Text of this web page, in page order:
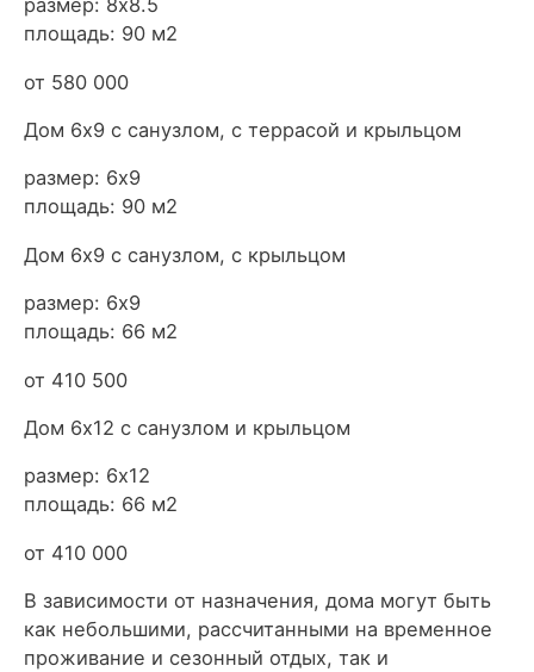
размер: 8х8.5
площадь: 90 м2
от 580 000
Дом 6х9 с санузлом, с террасой и крыльцом
размер: 6х9
площадь: 90 м2
Дом 6х9 с санузлом, с крыльцом
размер: 6х9
площадь: 66 м2
от 410 500
Дом 6х12 с санузлом и крыльцом
размер: 6х12
площадь: 66 м2
от 410 000
В зависимости от назначения, дома могут быть
как небольшими, рассчитанными на временное
проживание и сезонный отдых, так и